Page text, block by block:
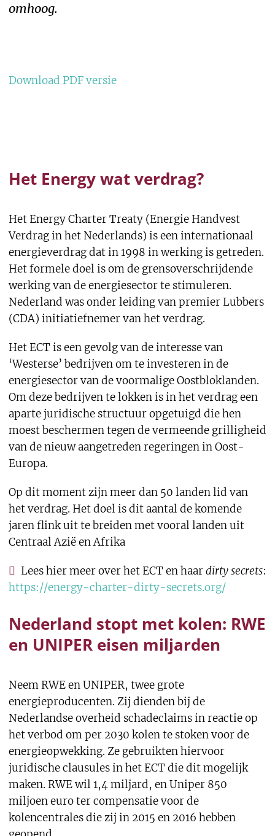
omhoog.
Download PDF versie
Het Energy wat verdrag?
Het Energy Charter Treaty (Energie Handvest
Verdrag in het Nederlands) is een internationaal
energieverdrag dat in 1998 in werking is getreden.
Het formele doel is om de grensoverschrijdende
werking van de energiesector te stimuleren.
Nederland was onder leiding van premier Lubbers
(CDA) initiatiefnemer van het verdrag.
Het ECT is een gevolg van de interesse van
‘Westerse’ bedrijven om te investeren in de
energiesector van de voormalige Oostbloklanden.
Om deze bedrijven te lokken is in het verdrag een
aparte juridische structuur opgetuigd die hen
moest beschermen tegen de vermeende grilligheid
van de nieuw aangetreden regeringen in Oost-
Europa.
Op dit moment zijn meer dan 50 landen lid van
het verdrag. Het doel is dit aantal de komende
jaren flink uit te breiden met vooral landen uit
Centraal Azië en Afrika
Lees hier meer over het ECT en haardirty secrets:
https://energy-charter-dirty-secrets.org/
Nederland stopt met kolen: RWE
en UNIPER eisen miljarden
Neem RWE en UNIPER, twee grote
energieproducenten. Zij dienden bij de
Nederlandse overheid schadeclaims in reactie op
het verbod om per 2030 kolen te stoken voor de
energieopwekking. Ze gebruikten hiervoor
juridische clausules in het ECT die dit mogelijk
maken. RWE wil 1,4 miljard, en Uniper 850
miljoen euro ter compensatie voor de
kolencentrales die zij in 2015 en 2016 hebben